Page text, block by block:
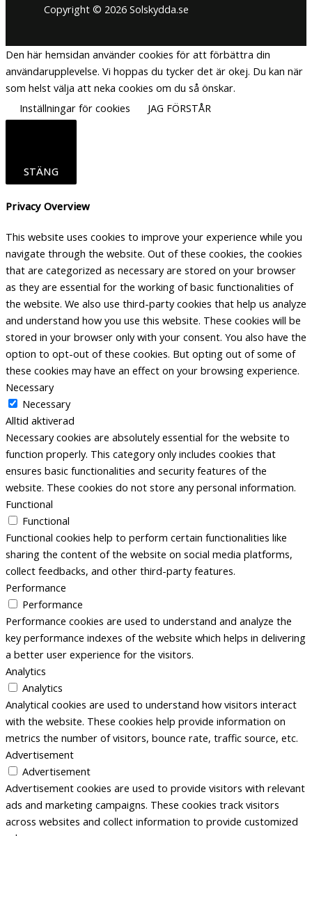
Copyright © 2026 Solskydda.se
Den här hemsidan använder cookies för att förbättra din
användarupplevelse. Vi hoppas du tycker det är okej. Du kan när
som helst välja att neka cookies om du så önskar.
Inställningar för cookies
JAG FÖRSTÅR
STÄNG
Privacy Overview
This website uses cookies to improve your experience while you
navigate through the website. Out of these cookies, the cookies
that are categorized as necessary are stored on your browser
as they are essential for the working of basic functionalities of
the website. We also use third-party cookies that help us analyze
and understand how you use this website. These cookies will be
stored in your browser only with your consent. You also have the
option to opt-out of these cookies. But opting out of some of
these cookies may have an effect on your browsing experience.
Necessary
Necessary
Alltid aktiverad
Necessary cookies are absolutely essential for the website to
function properly. This category only includes cookies that
ensures basic functionalities and security features of the
website. These cookies do not store any personal information.
Functional
Functional
Functional cookies help to perform certain functionalities like
sharing the content of the website on social media platforms,
collect feedbacks, and other third-party features.
Performance
Performance
Performance cookies are used to understand and analyze the
key performance indexes of the website which helps in delivering
a better user experience for the visitors.
Analytics
Analytics
Analytical cookies are used to understand how visitors interact
with the website. These cookies help provide information on
metrics the number of visitors, bounce rate, traffic source, etc.
Advertisement
Advertisement
Advertisement cookies are used to provide visitors with relevant
ads and marketing campaigns. These cookies track visitors
across websites and collect information to provide customized
ads.